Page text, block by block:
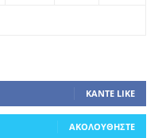
ΚΆΝΤΕ LIKE
ΑΚΟΛΟΥΘΉΣΤΕ